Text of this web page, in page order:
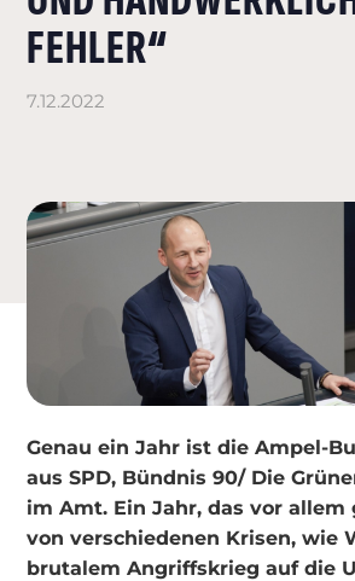
FEHLER“
7.12.2022
Genau ein Jahr ist die Ampel-
aus SPD, Bündnis 90/ Die
im Amt. Ein Jahr, das vor allem
von verschiedenen Krisen, wie
brutalem Angriffskrieg auf die